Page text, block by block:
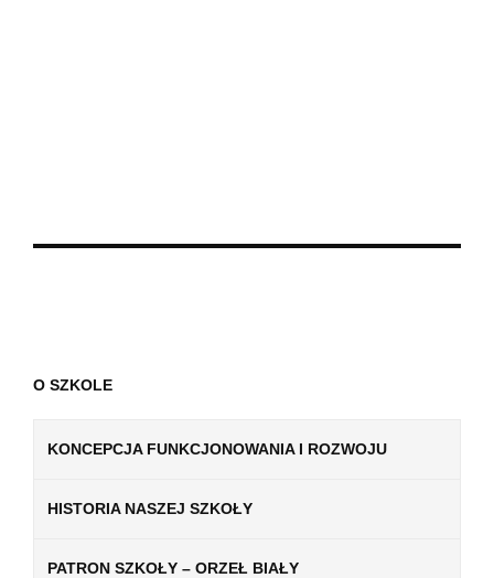
O SZKOLE
KONCEPCJA FUNKCJONOWANIA I ROZWOJU
HISTORIA NASZEJ SZKOŁY
PATRON SZKOŁY – ORZEŁ BIAŁY